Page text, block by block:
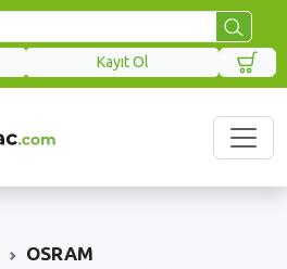
Kayıt Ol
OSRAM